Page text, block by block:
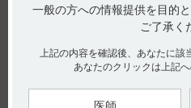
貯法：室温保存（引用1）
20．1 LPEパック（Light Protect
すること。
20．2 本剤は、保管中の品質の
使用しているので、使用直前に
一般の方への情報提供を目的
ご了承く
上記の内容を確認後、あなたに該
あなたのクリックは上記